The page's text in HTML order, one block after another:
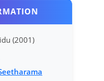
(2001)